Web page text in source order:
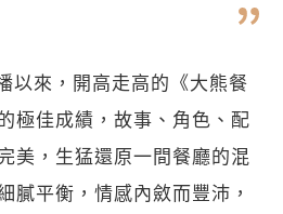
以來，開高走高的《大熊餐
極佳成績，故事、角色、配
美，生猛還原一間餐廳的混
膩平衡，情感內斂而豐沛，